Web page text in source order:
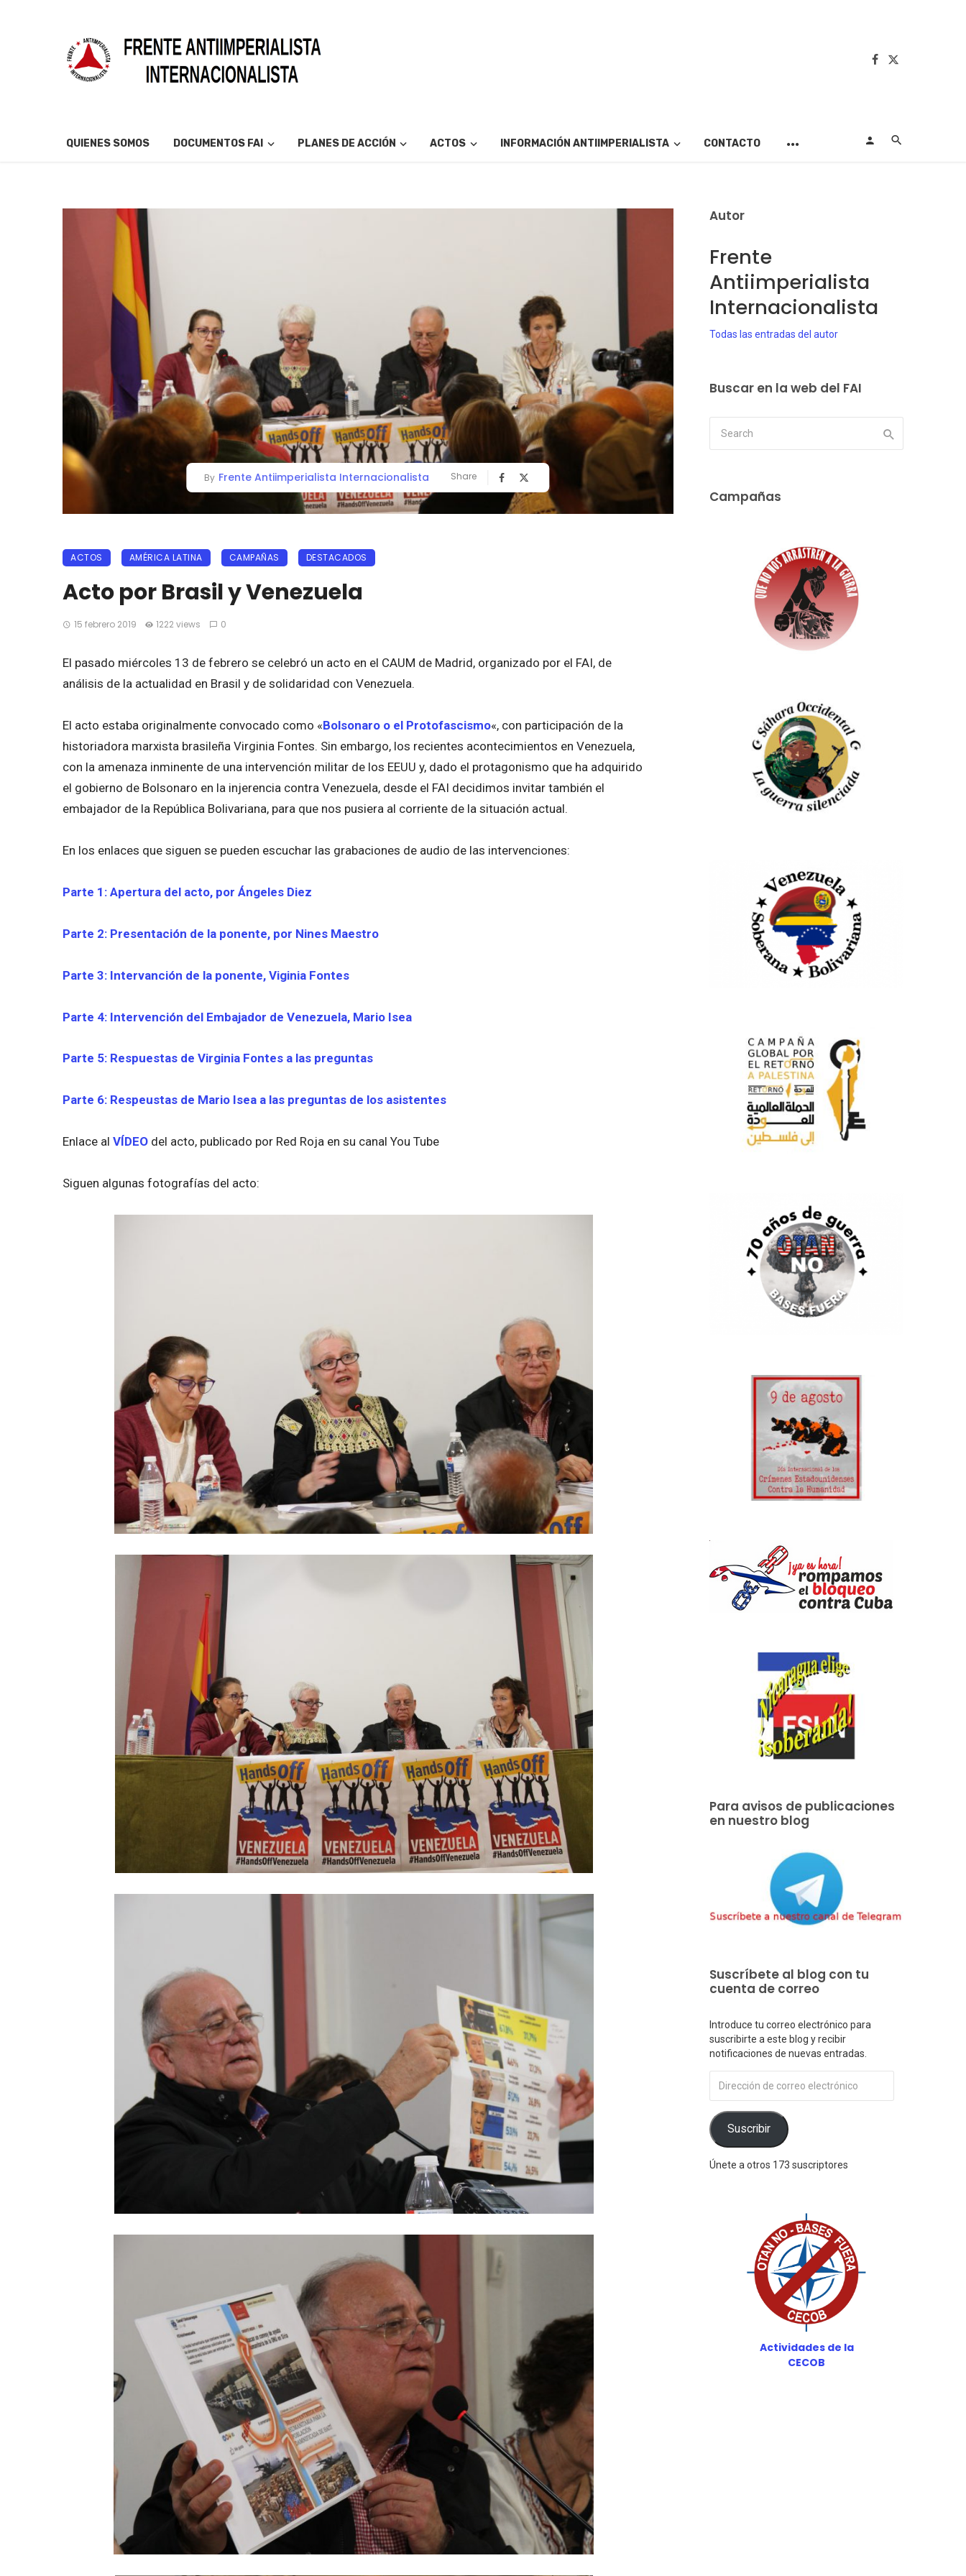
QUIENES SOMOS DOCUMENTOS FAI PLANES DE ACCIÓN ACTOS INFORMACIÓN ANTIIMPERIALISTA CONTACTO
By Frente Antiimperialista Internacionalista Share
ACTOS AMÉRICA LATINA CAMPAÑAS DESTACADOS
Acto por Brasil y Venezuela
15 febrero 2019 1222 views 0
El pasado miércoles 13 de febrero se celebró un acto en el CAUM de Madrid, organizado por el FAI, de
análisis de la actualidad en Brasil y de solidaridad con Venezuela.
El acto estaba originalmente convocado como «Bolsonaro o el Protofascismo«, con participación de la
historiadora marxista brasileña Virginia Fontes. Sin embargo, los recientes acontecimientos en Venezuela,
con la amenaza inminente de una intervención militar de los EEUU y, dado el protagonismo que ha adquirido
el gobierno de Bolsonaro en la injerencia contra Venezuela, desde el FAI decidimos invitar también el
embajador de la República Bolivariana, para que nos pusiera al corriente de la situación actual.
En los enlaces que siguen se pueden escuchar las grabaciones de audio de las intervenciones:
Parte 1: Apertura del acto, por Ángeles Diez
Parte 2: Presentación de la ponente, por Nines Maestro
Parte 3: Intervanción de la ponente, Viginia Fontes
Parte 4: Intervención del Embajador de Venezuela, Mario Isea
Parte 5: Respuestas de Virginia Fontes a las preguntas
Parte 6: Respeustas de Mario Isea a las preguntas de los asistentes
Enlace al VÍDEO del acto, publicado por Red Roja en su canal You Tube
Siguen algunas fotografías del acto:
Autor
Frente
Antiimperialista
Internacionalista
Todas las entradas del autor
Buscar en la web del FAI
Campañas
Para avisos de publicaciones
en nuestro blog
Suscríbete al blog con tu
cuenta de correo
Introduce tu correo electrónico para
suscribirte a este blog y recibir
notificaciones de nuevas entradas.
de
correo
electrónico
Suscribir
Únete a otros 173 suscriptores
Actividades de la
CECOB